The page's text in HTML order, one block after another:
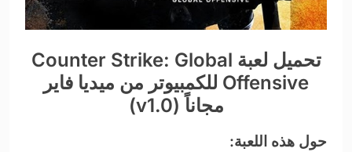
تحميل لعبة Counter Strike: Global
Offensive للكمبيوتر من ميديا فاير
مجاناً (v1.0)
حول هذه اللعبة: